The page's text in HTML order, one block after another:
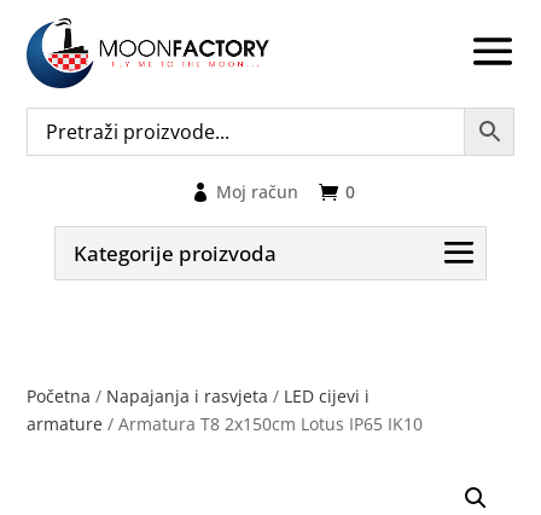
0
Moj račun
Kategorije proizvoda
Početna / Napajanja i rasvjeta / LED cijevi i
armature / Armatura T8 2x150cm Lotus IP65 IK10